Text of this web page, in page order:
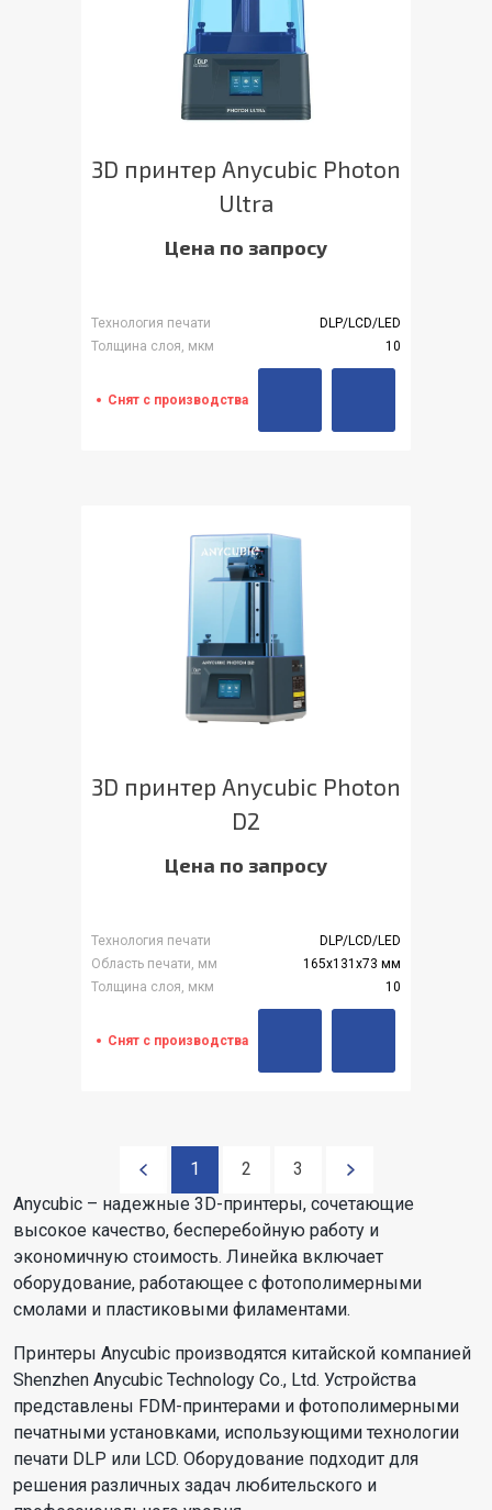
3D принтер Anycubic Photon
Ultra
Цена по запросу
Технология печати
DLP/LCD/LED
Толщина слоя, мкм
10
Снят с производства
3D принтер Anycubic Photon
D2
Цена по запросу
Технология печати
DLP/LCD/LED
Область печати, мм
165x131x73 мм
Толщина слоя, мкм
10
Снят с производства
1 2
3
Anycubic – надежные 3D-принтеры, сочетающие
высокое качество, бесперебойную работу и
экономичную стоимость. Линейка включает
оборудование, работающее с фотополимерными
смолами и пластиковыми филаментами.
Принтеры Anycubic производятся китайской компанией
Shenzhen Anycubic Technology Co., Ltd. Устройства
представлены FDM-принтерами и фотополимерными
печатными установками, использующими технологии
печати DLP или LCD. Оборудование подходит для
решения различных задач любительского и